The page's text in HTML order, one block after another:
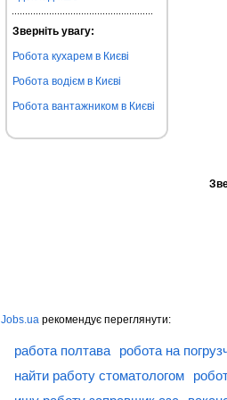
Зверніть увагу:
Робота кухарем в Києві
Робота водієм в Києві
Робота вантажником в Києві
Jobs.ua рекомендує переглянути:
работа полтава робота на
найти работу стоматологом